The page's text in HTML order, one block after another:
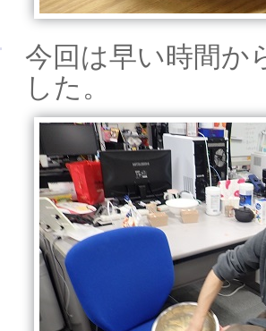
今回は早い時間か
した。